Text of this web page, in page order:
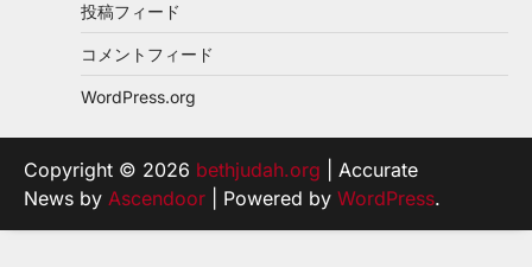
投稿フィード
コメントフィード
WordPress.org
Copyright © 2026 bethjudah.org | Accurate
News by Ascendoor | Powered by WordPress.